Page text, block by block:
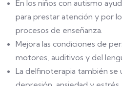
En los niños con autismo
para prestar atención y por
procesos de enseñanza.
Mejora las condiciones de
motores, auditivos y del
La delfinoterapia también se